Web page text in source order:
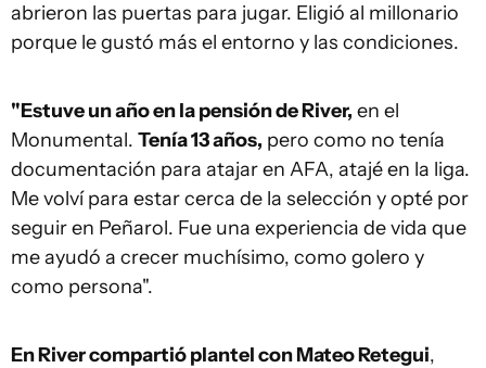
abrieron las puertas para jugar. Eligió al millonario
porque le gustó más el entorno y las condiciones.
"Estuve un año en la pensión de River, en el
Monumental. Tenía 13 años, pero como no tenía
documentación para atajar en AFA, atajé en la liga.
Me volví para estar cerca de la selección y opté por
seguir en Peñarol. Fue una experiencia de vida que
me ayudó a crecer muchísimo, como golero y
como persona".
En River compartió plantel con Mateo Retegui,